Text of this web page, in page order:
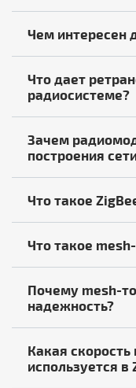
Чем интересен
Что дает
радиосистеме?
Зачем
построения
Что такое
Что такое
Почему mesh-
надежность?
Какая
используется в